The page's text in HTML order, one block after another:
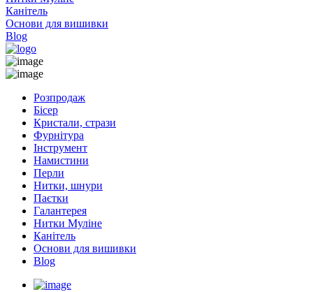
Канітель
Основи для вишивки
Blog
Розпродаж
Бісер
Кристали, стрази
Фурнітура
Інструмент
Намистини
Перли
Нитки, шнури
Паєтки
Галантерея
Нитки Муліне
Канітель
Основи для вишивки
Blog